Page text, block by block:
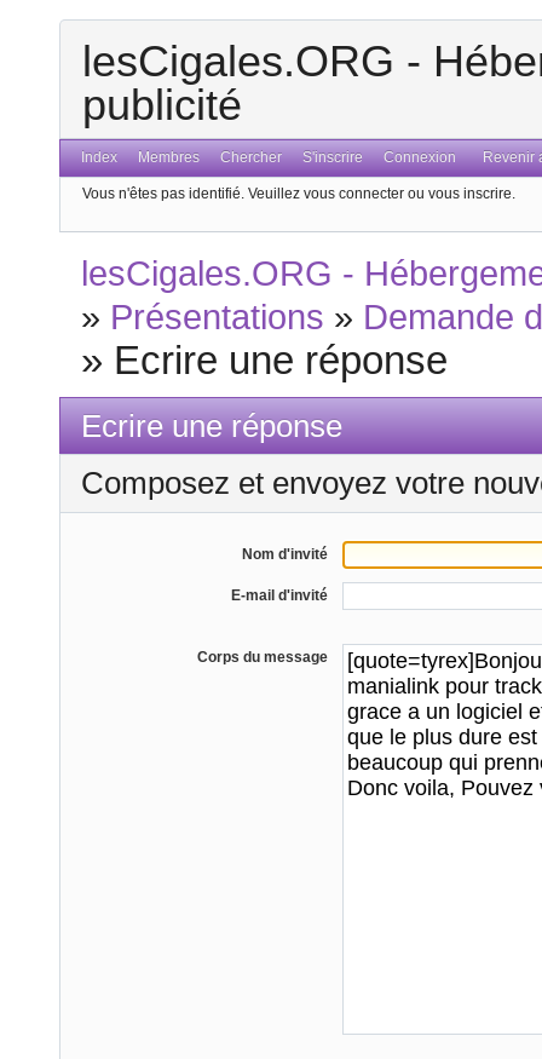
lesCigales.ORG -
publicité
Index Membres Chercher S'inscrire Connexion Revenir
Vous n'êtes pas identifié. Veuillez vous connecter ou vous inscrire.
lesCigales.ORG -
» Présentations » Demande
» Ecrire une réponse
Ecrire une réponse
Composez et envoyez votre
Nom d'invité
E-mail d'invité
Corps du message